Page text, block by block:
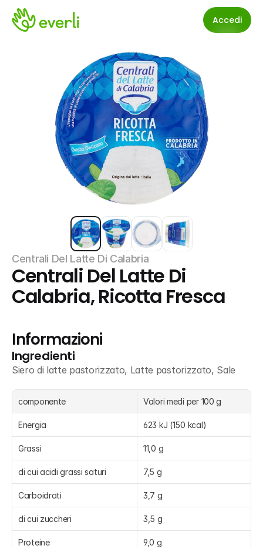
Accedi
Centrali Del Latte Di Calabria
Centrali Del Latte Di
Calabria, Ricotta Fresca
Informazioni
Ingredienti
Siero di latte pastorizzato, Latte pastorizzato, Sale
componente Valori medi per 100 g
Energia 623 kJ (150 kcal)
Grassi 11,0 g
di cui acidi grassi saturi 7,5 g
Carboidrati 3,7 g
di cui zuccheri 3,5 g
Proteine 9,0 g